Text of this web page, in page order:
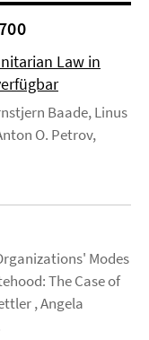
Law in
Baade, Linus
O. Petrov,
Modes
The Case of
, Angela